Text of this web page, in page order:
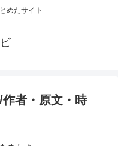
めたサイト
者・原文・時